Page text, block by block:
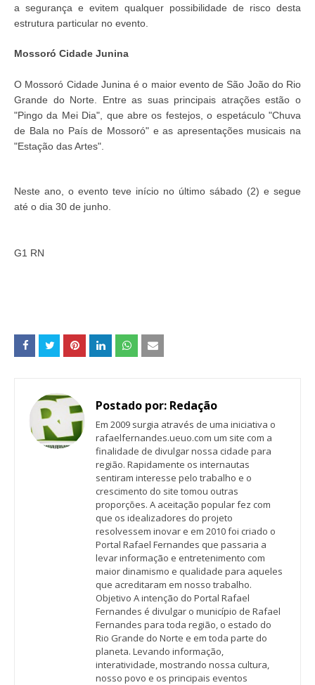
a segurança e evitem qualquer possibilidade de risco desta
estrutura particular no evento.
Mossoró Cidade Junina
O Mossoró Cidade Junina é o maior evento de São João do Rio
Grande do Norte. Entre as suas principais atrações estão o
"Pingo da Mei Dia", que abre os festejos, o espetáculo "Chuva
de Bala no País de Mossoró" e as apresentações musicais na
"Estação das Artes".
Neste ano, o evento teve início no último sábado (2) e segue
até o dia 30 de junho.
G1 RN
Postado por: Redação
Em 2009 surgia através de uma iniciativa o
rafaelfernandes.ueuo.com um site com a
finalidade de divulgar nossa cidade para
região. Rapidamente os internautas
sentiram interesse pelo trabalho e o
crescimento do site tomou outras
proporções. A aceitação popular fez com
que os idealizadores do projeto
resolvessem inovar e em 2010 foi criado o
Portal Rafael Fernandes que passaria a
levar informação e entretenimento com
maior dinamismo e qualidade para aqueles
que acreditaram em nosso trabalho.
Objetivo A intenção do Portal Rafael
Fernandes é divulgar o município de Rafael
Fernandes para toda região, o estado do
Rio Grande do Norte e em toda parte do
planeta. Levando informação,
interatividade, mostrando nossa cultura,
nosso povo e os principais eventos